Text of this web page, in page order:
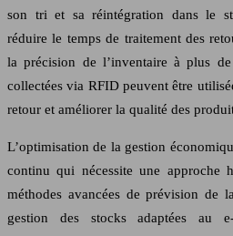
son tri et sa réintégration dans le
réduire le temps de traitement des
la précision de l’inventaire à plus
collectées via RFID peuvent être
retour et améliorer la qualité des
L’optimisation de la gestion
continu qui nécessite une approche
méthodes avancées de prévision de
gestion des stocks adaptées au e-